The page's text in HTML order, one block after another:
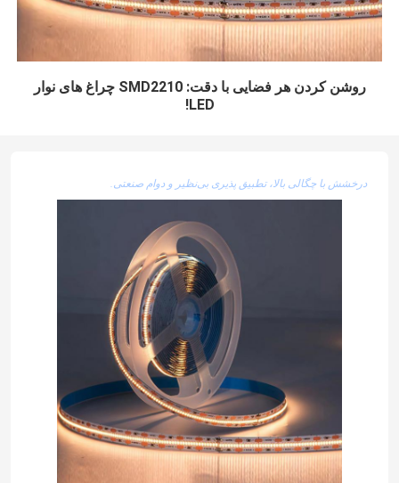
روشن کردن هر فضایی با دقت: SMD2210 چراغ های نوار
LED!
درخشش با چگالی بالا، تطبیق پذیری بی‌نظیر و دوام صنعتی.